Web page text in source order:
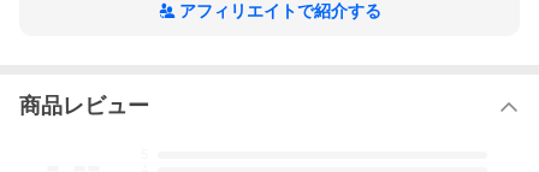
アフィリエイトで紹介する
商品レビュー